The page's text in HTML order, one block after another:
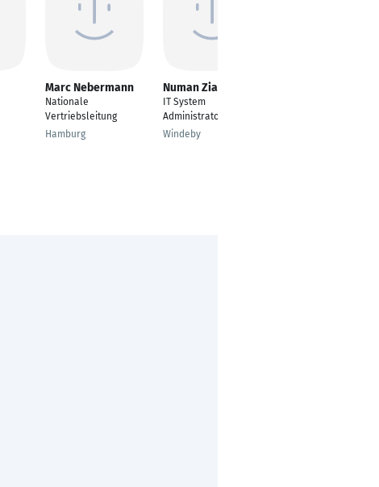
Marc Nebermann
Nationale
Vertriebsleitung
Hamburg
Numan Zia
IT System
Administrator
Windeby